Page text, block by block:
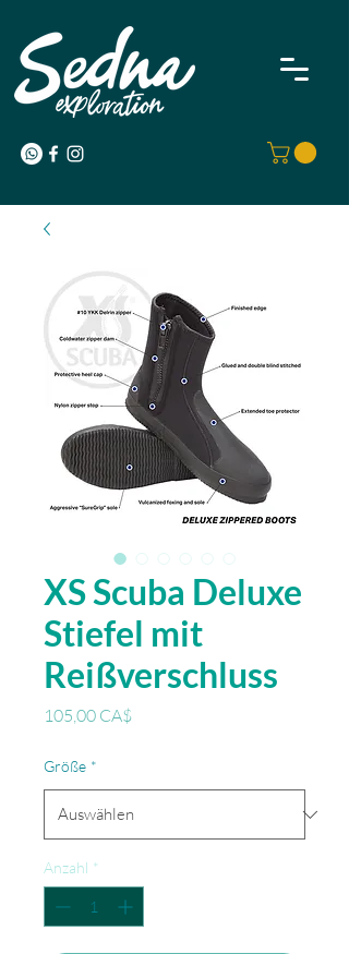
XS Scuba Deluxe
Stiefel mit
Reißverschluss
105,00 CA$Preis
Größe *
Anzahl *